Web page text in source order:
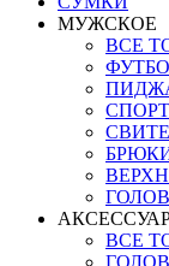
МУЖСКОЕ
ВСЕ
ВСЕ